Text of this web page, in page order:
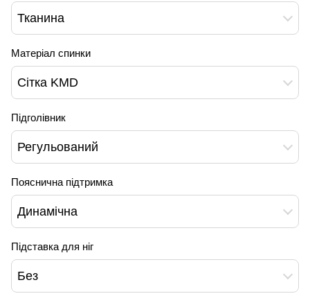
Тканина
Матеріал спинки
Сітка KMD
Підголівник
Регульований
Пояснична підтримка
Динамічна
Підставка для ніг
Без